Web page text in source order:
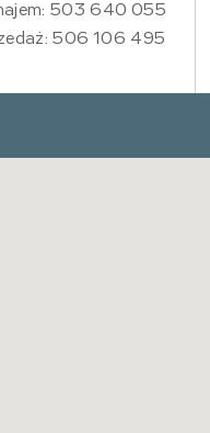
503 640 055
506 106 495